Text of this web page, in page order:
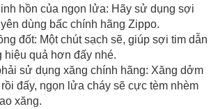
hồn của ngọn lửa: Hãy sử dụng sợi
dùng bấc chính hãng Zippo.
đốt: Một chút sạch sẽ, giúp sợi tim dẫn
hiệu quả hơn đấy nhé.
sử dụng xăng chính hãng: Xăng dởm
đấy, ngọn lửa cháy sẽ cực tèm nhèm
xăng.